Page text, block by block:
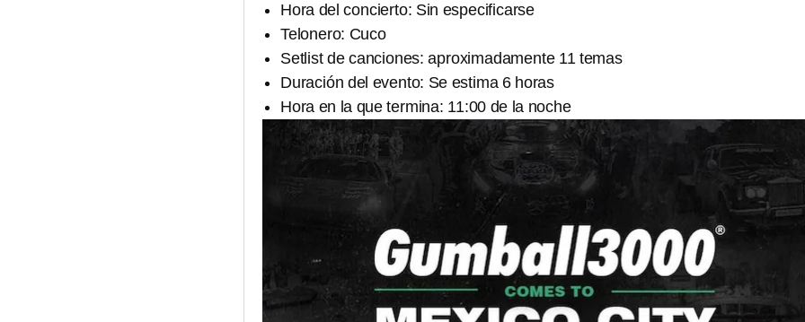
Hora del concierto: Sin especificarse
Telonero: Cuco
Setlist de canciones: aproximadamente 11 temas
Duración del evento: Se estima 6 horas
Hora en la que termina: 11:00 de la noche